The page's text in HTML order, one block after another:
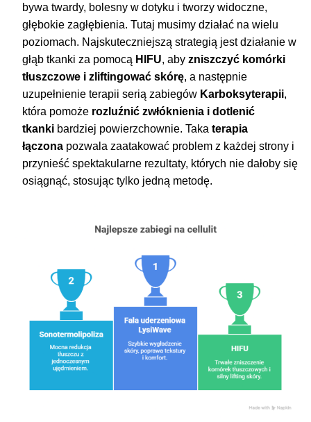
bywa twardy, bolesny w dotyku i tworzy widoczne,
głębokie zagłębienia. Tutaj musimy działać na wielu
poziomach. Najskuteczniejszą strategią jest działanie w
głąb tkanki za pomocą HIFU, aby zniszczyć komórki
tłuszczowe i zliftingować skórę, a następnie
uzupełnienie terapii serią zabiegów Karboksyterapii,
która pomoże rozluźnić zwłóknienia i dotlenić
tkanki bardziej powierzchownie. Taka terapia
łączona pozwala zaatakować problem z każdej strony i
przynieść spektakularne rezultaty, których nie dałoby się
osiągnąć, stosując tylko jedną metodę.